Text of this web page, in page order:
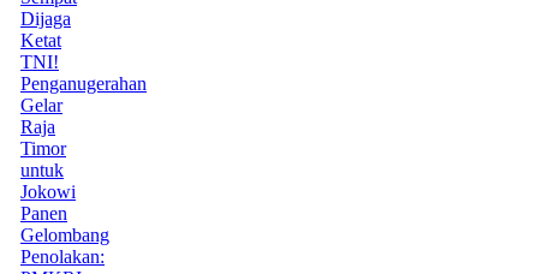
Dijaga
Ketat
TNI!
Penganugerahan
Gelar
Raja
Timor
untuk
Jokowi
Panen
Gelombang
Penolakan: